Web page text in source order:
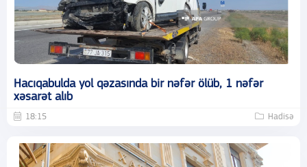
Hacıqabulda yol qəzasında bir nəfər ölüb, 1 nəfər
xəsarət alıb
18:15 Hadisə